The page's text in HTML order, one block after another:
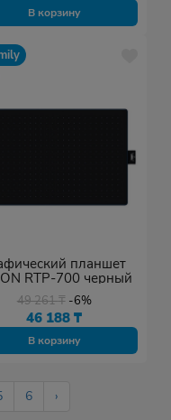
В корзину
планшет
RTP-700 черный
49 261₸ -6%
46 188₸
В корзину
6 ›